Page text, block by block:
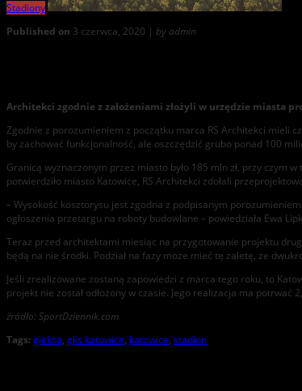
Stadiony
Published on 3 czerwca, 2020 | by admin
Architekci zgodnie z założeniami złożyli w urzędzie miasta
Zgodnie z porozumieniem z początku marca RS Architekci mieli
by zachować funkcjonalność, ale oszczędzić grubo ponad 100
Granicą wyznaczonym przez miasto było 185 mln zł, przy
potwierdziło miasto Katowice, RS Architekci zdołali
– Wysokość kosztorysu jest zgodna z podpisanym
ogłoszenia przetargu na roboty budowlane – powiedziała Ewa
Teraz przed architektami miesiąc na przygotowanie projektu
będą na nie środki. Podział na fazy może mieć tę zaletę, że
Jeśli zrealizowane zostaną zapowiedzi z marca tego roku, to
projekt nie został odłożony w czasie. Jego realizacja ma potrwać
źródło: SportDziennik.com
Tags:gieksa, gks katowice, katowice, stadion